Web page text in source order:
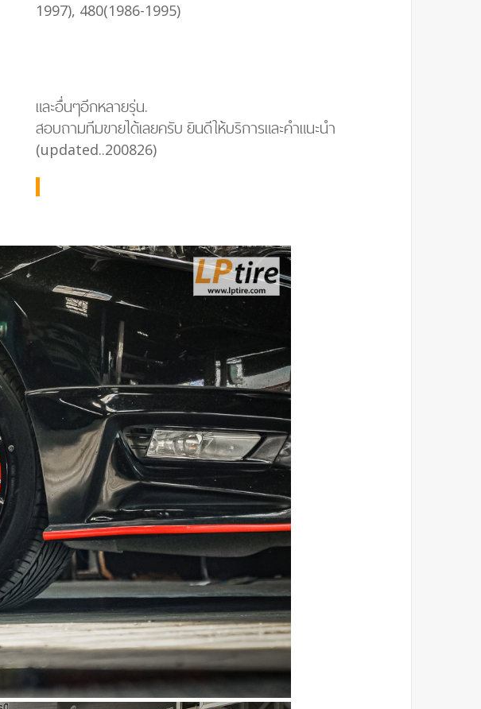
1997), 480(1986-1995)
และอื่นๆอีกหลายรุ่น.
สอบถามทีมขายได้เลยครับ ยินดีให้บริการและคำแนะนำ
(updated..200826)